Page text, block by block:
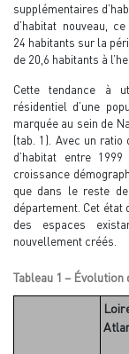
supplémentaires
d’habitat nouveau,
24 habitants sur la
de 20,6 habitants à
Cette tendance à
résidentiel d’une
marquée au sein de
(tab. 1). Avec un ratio
d’habitat entre
croissance
que dans le reste
département. Cet état
des espaces
nouvellement créés.
Tableau 1 – Évolution